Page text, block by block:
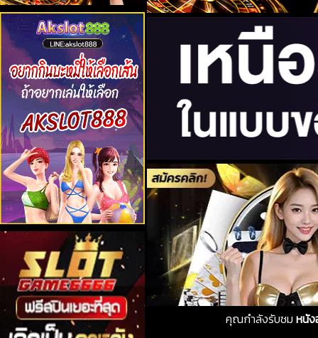
คุณกำลังรับชม หนัง